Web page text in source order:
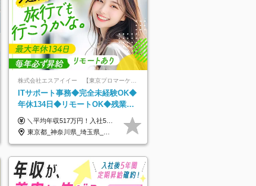
ITサポート事務◆完全未経験OK◆
年休134日◆リモートOK◆残業月
7h以下◆賞与年3回◆5年目まで必
ず昇給
＼平均年収517万円！入社5年目まで毎年必ず昇給／ ■賞与年3回 ■年収800万円以上も可 ■入社3年以上の平均年収469.2万円 月給23万2000円以上＋賞与年3回＋各種手当 ☆入社5年目まで最大1万5000円の定期昇給を確約 ┃各種手当充実 ・規定の資格を取得すれば、2000円～5万円を毎月支給（2万4000円～60万円／年） ・研修中に取得した取得率95％の資格でも研修後の給料UP ※月給は年齢・経験・能力を考慮して、優遇いたします ※上記月給金額は固定残業代（20時間/3万1300円円以上）を含み、超過分は別途支給いたします ※試用期間（6ヶ月）は月給に変動はありますが、その他待遇に差異はありません ├入社後1ヶ月～3ヶ月間は、月給20万1900円となります └上記金額は固定残業代（10時間／1万6000円）を含み、超過分は別途支給いたします
東京都_神奈川県_埼玉県_千葉県_大阪府_愛知県_北海道_青森県_岩手県_宮城県_秋田県_山形県_福島県_茨城県_栃木県_群馬県_新潟県_山梨県_長野県_富山県_石川県_福井県_静岡県_岐阜県_三重県_兵庫県_京都府_滋賀県_奈良県_和歌山県_広島県_岡山県_鳥取県_島根県_山口県_徳島県_香川県_愛媛県_高知県_福岡県_熊本県_佐賀県_長崎県_大分県_宮崎県_鹿児島県_沖縄県